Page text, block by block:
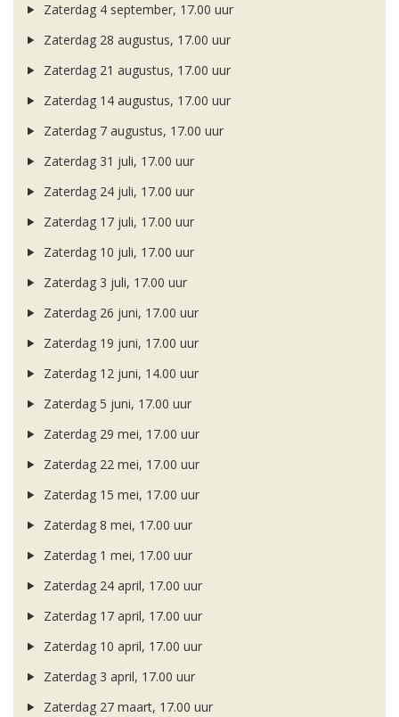
Zaterdag 4 september, 17.00 uur
Zaterdag 28 augustus, 17.00 uur
Zaterdag 21 augustus, 17.00 uur
Zaterdag 14 augustus, 17.00 uur
Zaterdag 7 augustus, 17.00 uur
Zaterdag 31 juli, 17.00 uur
Zaterdag 24 juli, 17.00 uur
Zaterdag 17 juli, 17.00 uur
Zaterdag 10 juli, 17.00 uur
Zaterdag 3 juli, 17.00 uur
Zaterdag 26 juni, 17.00 uur
Zaterdag 19 juni, 17.00 uur
Zaterdag 12 juni, 14.00 uur
Zaterdag 5 juni, 17.00 uur
Zaterdag 29 mei, 17.00 uur
Zaterdag 22 mei, 17.00 uur
Zaterdag 15 mei, 17.00 uur
Zaterdag 8 mei, 17.00 uur
Zaterdag 1 mei, 17.00 uur
Zaterdag 24 april, 17.00 uur
Zaterdag 17 april, 17.00 uur
Zaterdag 10 april, 17.00 uur
Zaterdag 3 april, 17.00 uur
Zaterdag 27 maart, 17.00 uur